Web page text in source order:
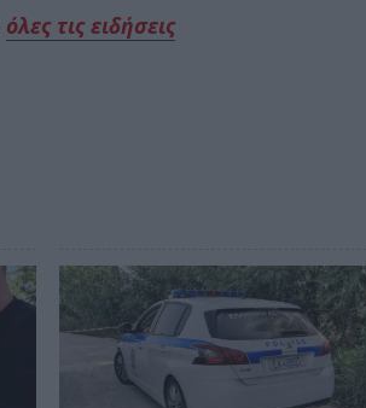
όλες τις ειδήσεις